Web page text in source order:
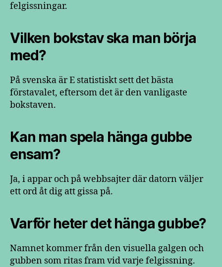
felgissningar.
Vilken bokstav ska man börja
med?
På svenska är E statistiskt sett det bästa
förstavalet, eftersom det är den vanligaste
bokstaven.
Kan man spela hänga gubbe
ensam?
Ja, i appar och på webbsajter där datorn väljer
ett ord åt dig att gissa på.
Varför heter det hänga gubbe?
Namnet kommer från den visuella galgen och
gubben som ritas fram vid varje felgissning.